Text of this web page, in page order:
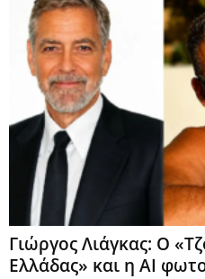
Γιώργος Λιάγκας: Ο
Ελλάδας» και η AI